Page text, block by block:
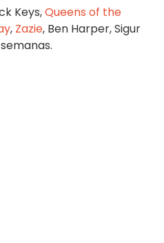
Keys,Queens of the
, Zazie, Ben Harper, Sigur